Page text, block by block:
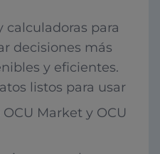
calculadoras para
decisiones más
y eficientes.
listos para usar
Market y OCU